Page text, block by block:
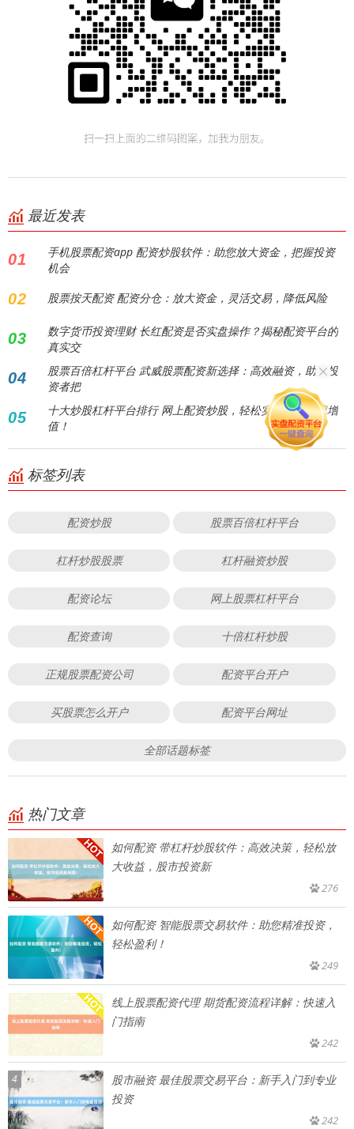
最近发表
01
手机股票配资app 配资炒股软件：助您放大资金，把握投资
机会
02 股票按天配资 配资分仓：放大资金，灵活交易，降低风险
03
数字货币投资理财 长红配资是否实盘操作？揭秘配资平台的
真实交
04
股票百倍杠杆平台 武威股票配资新选择：高效融资，助力投
资者把
05
十大炒股杠杆平台排行 网上配资炒股，轻松实现财富快速增
值！
标签列表
配资炒股 股票百倍杠杆平台
杠杆炒股股票 杠杆融资炒股
配资论坛 网上股票杠杆平台
配资查询 十倍杠杆炒股
正规股票配资公司 配资平台开户
买股票怎么开户 配资平台网址
全部话题标签
热门文章
如何配资 带杠杆炒股软件：高效决策，轻松放
大收益，股市投资新
276
如何配资 智能股票交易软件：助您精准投资，
轻松盈利！
249
线上股票配资代理 期货配资流程详解：快速入
门指南
242
4
股市融资 最佳股票交易平台：新手入门到专业
投资
242